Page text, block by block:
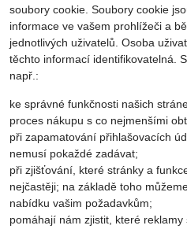
soubory cookie. Soubory cookie
informace ve vašem prohlížeči a
jednotlivých uživatelů. Osoba
těchto informací identifikovatelná.
např.:
ke správné funkčnosti našich
proces nákupu s co nejmenšími
při zapamatování přihlašovacích
nemusí pokaždé zadávat;
při zjišťování, které stránky a
nejčastěji; na základě toho
nabídku vašim požadavkům;
pomáhají nám zjistit, které